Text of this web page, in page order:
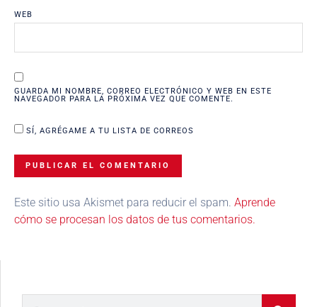
WEB
GUARDA MI NOMBRE, CORREO ELECTRÓNICO Y WEB EN ESTE
NAVEGADOR PARA LA PRÓXIMA VEZ QUE COMENTE.
SÍ, AGRÉGAME A TU LISTA DE CORREOS
Este sitio usa Akismet para reducir el spam. Aprende
cómo se procesan los datos de tus comentarios.